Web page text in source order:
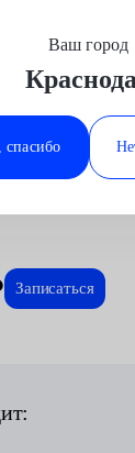
Ваш город
спасибо
ОтзывыАвтосервис
в
Записаться